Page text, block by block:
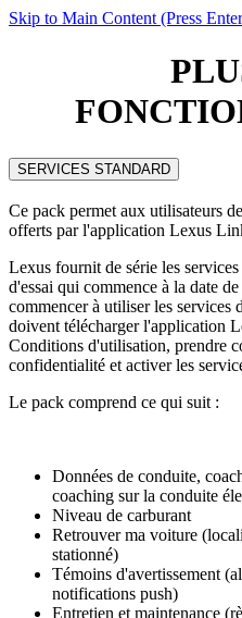
Skip to Main Content (Press
SERVICES STANDARD
Ce pack permet aux utilisateurs
offerts par l'application Lexus
Lexus fournit de série les
d'essai qui commence à la date
commencer à utiliser les services
doivent télécharger l'application
Conditions d'utilisation, prendre
confidentialité et activer les
Le pack comprend ce qui suit :
Données de conduite,
coaching sur la conduite
Niveau de carburant
Retrouver ma voiture
stationné)
Témoins d'avertissement
notifications push)
Entretien et maintenance